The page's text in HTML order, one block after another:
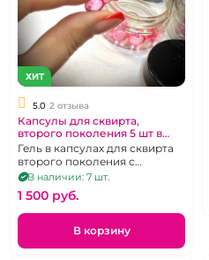
ХИТ
5.0 2 отзыва
Капсулы для сквирта,
второго поколения 5 шт в
баночке
Гель в капсулах для сквирта
второго поколения с
эфирным маслом
В наличии: 7 шт.
1 500 pуб.
В корзину